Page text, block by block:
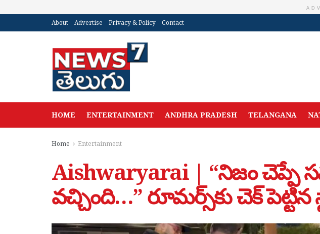
About Advertise Privacy & Policy Contact
HOME ENTERTAINMENT ANDHRA PRADESH TELANGANA
Home Entertainment
Aishwaryarai | “నిజం
వచ్చింది…” రూమర్స్‌కు చెక్